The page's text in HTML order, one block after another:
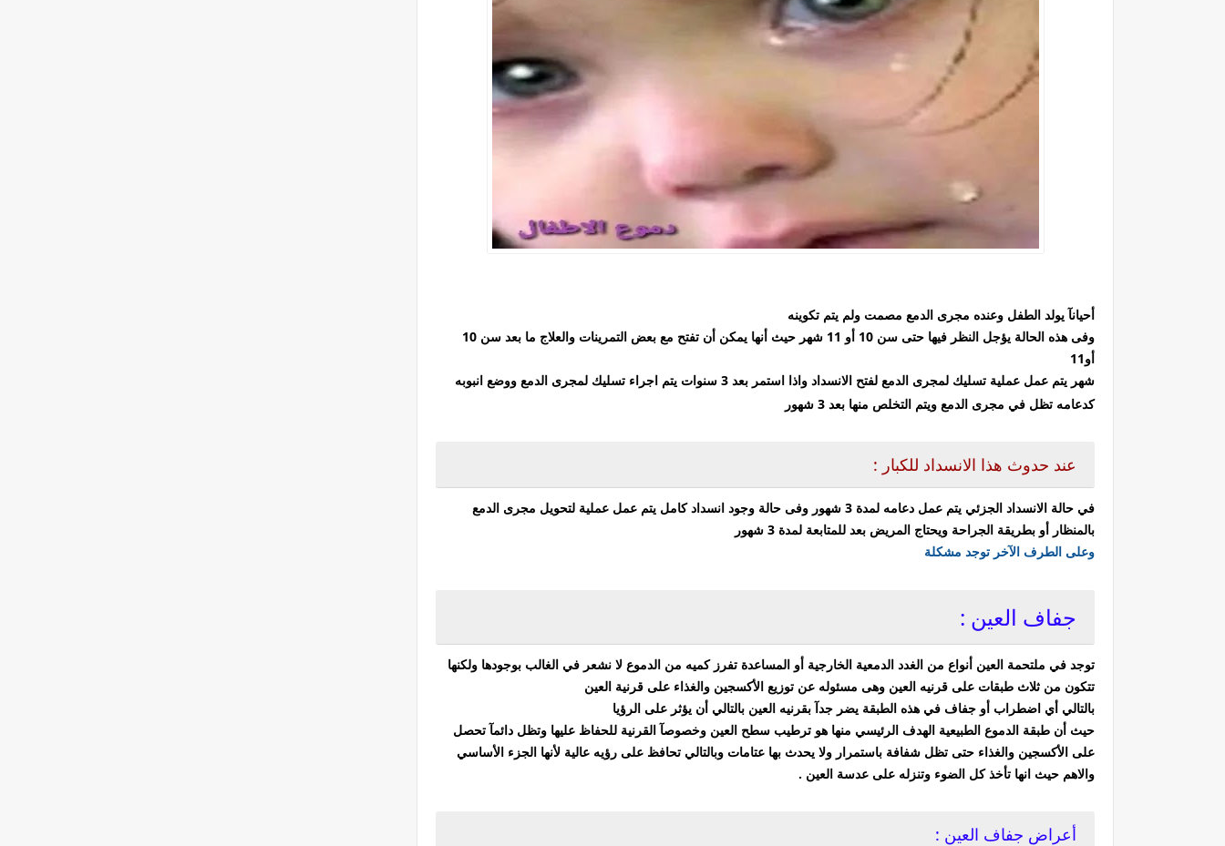
أحيانآ يولد الطفل وعنده مجرى الدمع مصمت ولم يتم تكوينه
وفى هذه الحالة يؤجل النظر فيها حتى سن 10 أو 11 شهر حيث أنها يمكن أن تفتح مع بعض التمرينات والعلاج ما بعد سن 10
أو11
شهر يتم عمل عملية تسليك لمجرى الدمع لفتح الانسداد واذا استمر بعد 3 سنوات يتم اجراء
تسليك لمجرى الدمع ووضع انبوبه
كدعامه تظل في مجرى الدمع ويتم التخلص منها بعد 3 شهور
عند حدوث هذا الانسداد للكبار :
في حالة الانسداد الجزئي يتم عمل دعامه لمدة 3 شهور وفى حالة وجود انسداد كامل يتم عمل عملية لتحويل مجرى الدمع
بالمنظار أو بطريقة الجراحة ويحتاج المريض بعد للمتابعة لمدة 3 شهور
وعلى الطرف الآخر توجد مشكلة
جفاف العين :
توجد في ملتحمة العين أنواع من الغدد الدمعية الخارجية أو المساعدة تفرز كميه من الدموع لا نشعر في الغالب بوجودها ولكنها
تتكون من ثلاث طبقات على قرنيه العين وهى مسئوله عن توزيع الأكسجين والغذاء على قرنية العين
بالتالي أي اضطراب أو جفاف في هذه الطبقة يضر جدآ بقرنيه العين بالتالي أن يؤثر على الرؤيا
حيث أن طبقة الدموع الطبيعية الهدف الرئيسي منها هو ترطيب سطح العين وخصوصآ القرنية للحفاظ عليها وتظل دائمآ تحصل
على الأكسجين والغذاء حتى تظل شفافة باستمرار ولا يحدث بها عتامات وبالتالي تحافظ على رؤيه عالية لأنها الجزء الأساسي
والاهم حيث انها تأخذ كل الضوء وتنزله على عدسة العين .
أعراض جفاف العين :